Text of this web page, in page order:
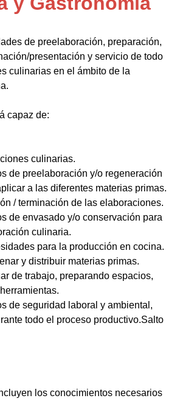
de preelaboración, preparación,
presentación y servicio de todo
culinarias en el ámbito de la
capaz de:
culinarias.
de preelaboración y/o regeneración
a las diferentes materias primas.
/ terminación de las elaboraciones.
de envasado y/o conservación para
culinaria.
para la producción en cocina.
y distribuir materias primas.
de trabajo, preparando espacios,
de seguridad laboral y ambiental,
todo el proceso productivo.Salto
los conocimientos necesarios